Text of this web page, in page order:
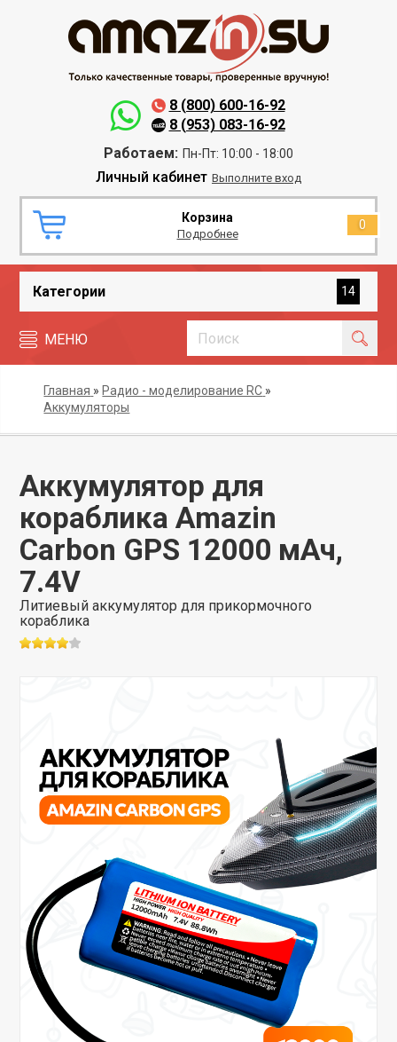
8 (800) 600-16-92
8 (953) 083-16-92
Работаем: Пн-Пт: 10:00 - 18:00
Личный кабинет Выполните вход
Корзина
Подробнее
0
Категории 14
МЕНЮ
Главная » Радио - моделирование RC »
Аккумуляторы
Аккумулятор для
кораблика Amazin
Carbon GPS 12000 мАч,
7.4V
Литиевый аккумулятор для прикормочного
кораблика